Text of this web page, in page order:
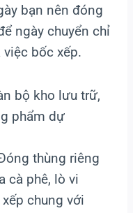
bạn nên đóng
ngày chuyển chỉ
bốc xếp.
bộ kho lưu trữ,
phẩm dự
thùng riêng
cà phê, lò vi
chung với